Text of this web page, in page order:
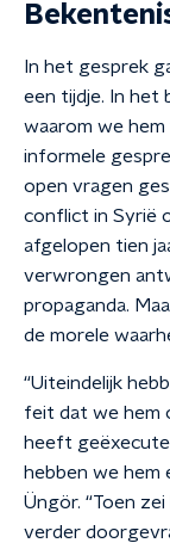
In het gesprek
een tijdje. In het
waarom we hem
informele
open vragen
conflict in Syrië
afgelopen tien
verwrongen
propaganda.
de morele
“Uiteindelijk
feit dat we hem
heeft
hebben we
Üngör. “Toen
verder